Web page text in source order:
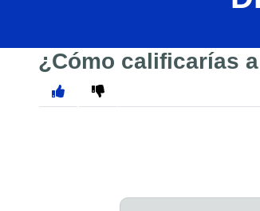
¿Cómo calificarías